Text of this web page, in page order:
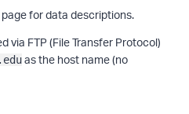
page for data descriptions.
via FTP (File Transfer Protocol)
as the host name (no